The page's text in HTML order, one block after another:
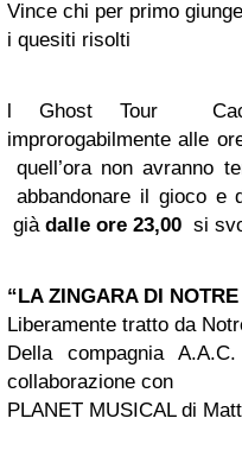
Vince chi per primo
i quesiti risolti
l Ghost Tour
improrogabilmente alle
quell’ora non avranno
abbandonare il gioco e
già dalle ore 23,00 si
“LA ZINGARA DI
Liberamente tratto da
Della compagnia
collaborazione con
PLANET MUSICAL di